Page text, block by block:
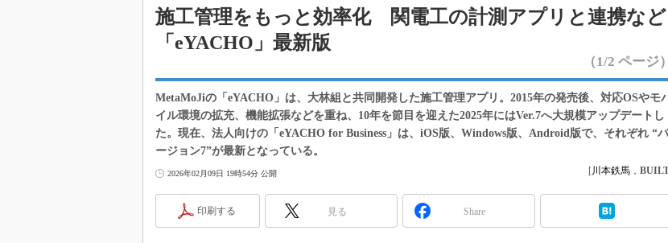
2020
IGAS2018
施工管理をもっと効率化 関電工の計測アプリと連携など
「eYACHO」最新版
（1/2 ページ）
MetaMoJiの「eYACHO」は、大林組と共同開発した施工管理アプリ。2015年の発売後、対応OSやモ
イル環境の拡充、機能拡張などを重ね、10年を節目を迎えた2025年にはVer.7へ大規模アップデートし
た。現在、法人向けの「eYACHO for Business」は、iOS版、Windows版、Android版で、それぞれ “バ
ージョン7”が最新となっている。
2026年02月09日 19時54分 公開 [川本鉄馬 ，
印刷する 見る Share